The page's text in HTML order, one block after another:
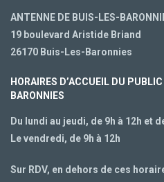
ANTENNE DE BUIS-LES-
19 boulevard Aristide Briand
26170 Buis-Les-Baronnies
HORAIRES D’ACCUEIL DU
BARONNIES
Du lundi au jeudi, de 9h à 12h et
Le vendredi, de 9h à 12h
Sur RDV, en dehors de ces